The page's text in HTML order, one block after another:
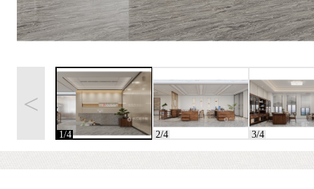
<
1/4 2/4 3/4